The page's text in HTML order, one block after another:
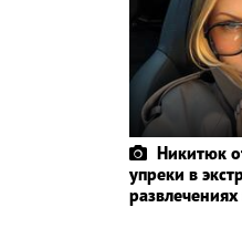
Никитюк
упреки в